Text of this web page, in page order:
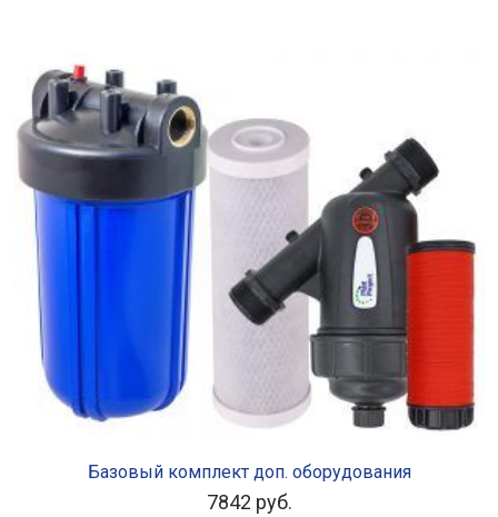
Базовый комплект доп. оборудования
7842 руб.